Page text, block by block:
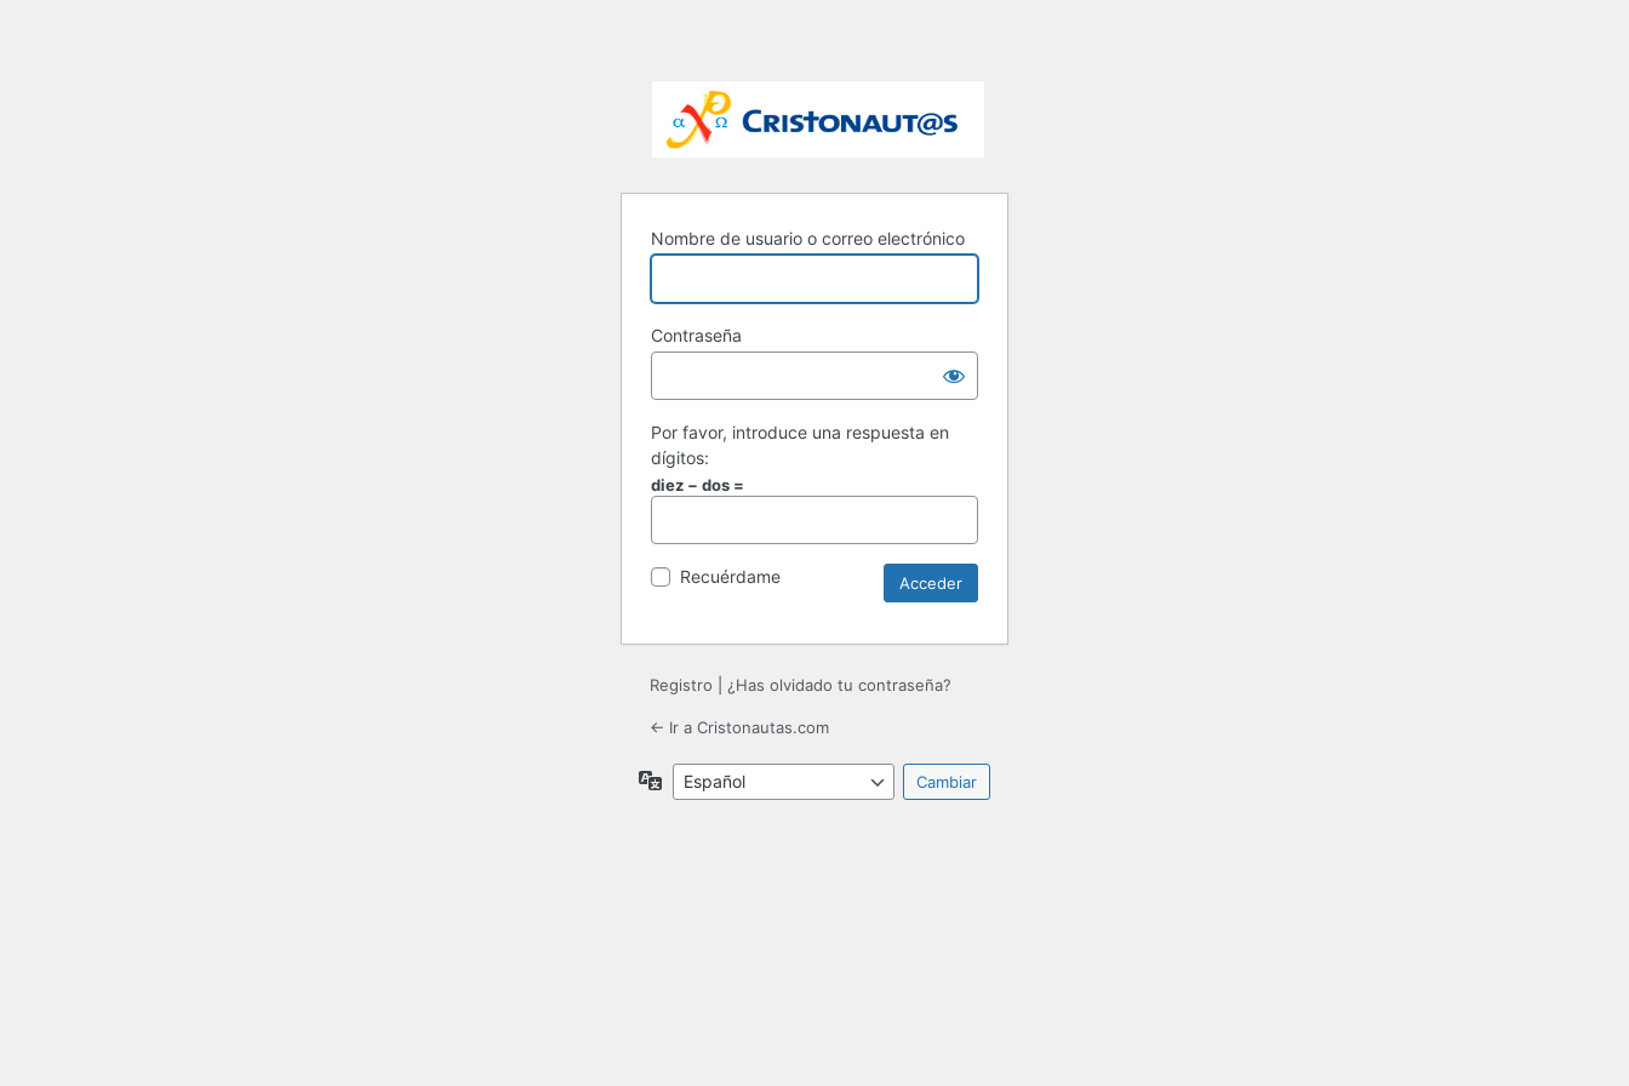
Nombre de usuario o correo electrónico
Contraseña
Por favor, introduce una respuesta en
dígitos:
diez − dos =
Recuérdame
Registro ¿Has olvidado tu contraseña?
← Ir a Cristonautas.com
Idioma